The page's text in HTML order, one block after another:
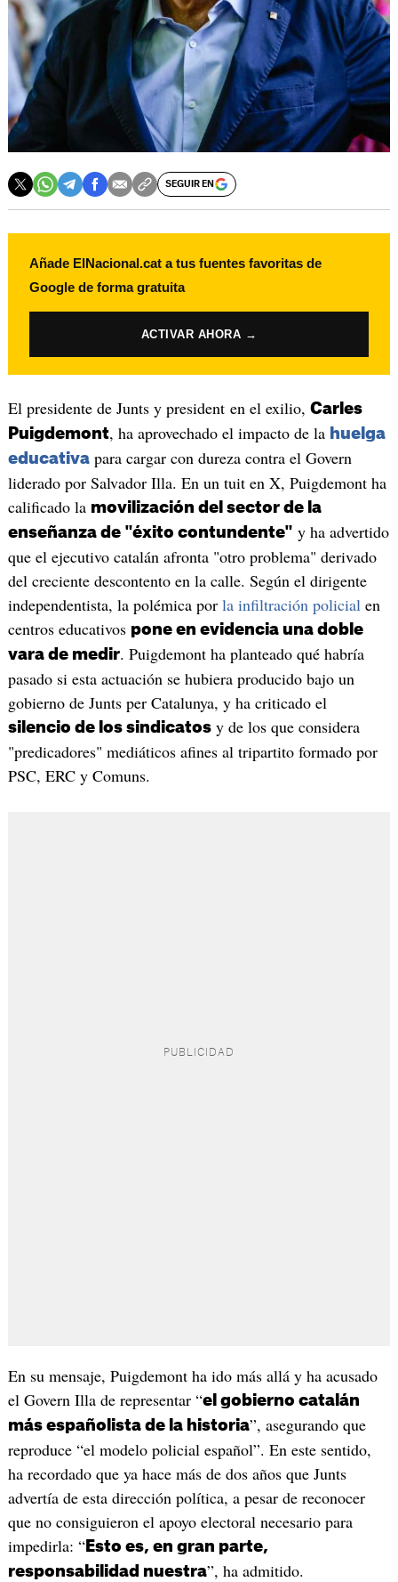
SEGUIR EN
Añade ElNacional.cat a tus fuentes favoritas de
Google de forma gratuita
ACTIVAR AHORA →
El presidente de Junts y president en el exilio, Carles
Puigdemont, ha aprovechado el impacto de la huelga
educativapara cargar con dureza contra el Govern
liderado por Salvador Illa. En un tuit en X, Puigdemont ha
calificado la movilización del sector de la
enseñanza de "éxito contundente" y ha advertido
que el ejecutivo catalán afronta "otro problema" derivado
del creciente descontento en la calle. Según el dirigente
independentista, la polémica porla infiltración policialen
centros educativos pone en evidencia una doble
vara de medir. Puigdemont ha planteado qué habría
pasado si esta actuación se hubiera producido bajo un
gobierno de Junts per Catalunya, y ha criticado el
silencio de los sindicatosy de los que considera
"predicadores" mediáticos afines al tripartito formado por
PSC, ERC y Comuns.
En su mensaje, Puigdemont ha ido más allá y ha acusado
el Govern Illa de representar “el gobierno catalán
más españolista de la historia”, asegurando que
reproduce “el modelo policial español”. En este sentido,
ha recordado que ya hace más de dos años que Junts
advertía de esta dirección política, a pesar de reconocer
que no consiguieron el apoyo electoral necesario para
impedirla: “Esto es, en gran parte,
responsabilidad nuestra”, ha admitido.